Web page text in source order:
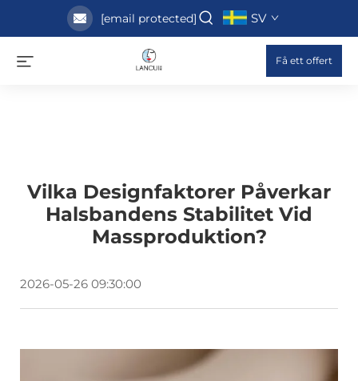
[email protected] SV
Få ett offert
Vilka Designfaktorer Påverkar
Halsbandens Stabilitet Vid
Massproduktion?
2026-05-26 09:30:00